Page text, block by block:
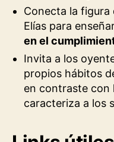
Conecta la figura
Elías para
en el
Invita a los
propios hábitos
en contraste con
caracteriza a los